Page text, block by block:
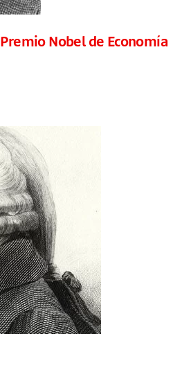
Nobel de Economía